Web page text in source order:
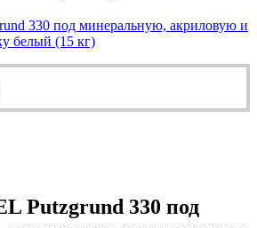
330 под минеральную, акриловую и
белый (15 кг)
Putzgrund 330 под